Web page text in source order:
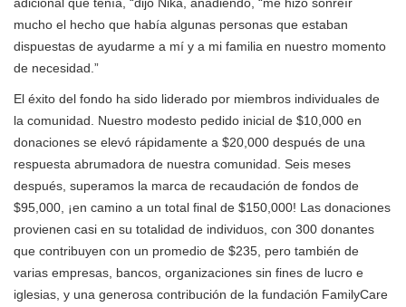
mucho el hecho que había algunas personas que estaban
dispuestas de ayudarme a mí y a mi familia en nuestro momento
de necesidad.”
El éxito del fondo ha sido liderado por miembros individuales de
la comunidad. Nuestro modesto pedido inicial de $10,000 en
donaciones se elevó rápidamente a $20,000 después de una
respuesta abrumadora de nuestra comunidad. Seis meses
después, superamos la marca de recaudación de fondos de
$95,000, ¡en camino a un total final de $150,000! Las donaciones
provienen casi en su totalidad de individuos, con 300 donantes
que contribuyen con un promedio de $235, pero también de
varias empresas, bancos, organizaciones sin fines de lucro e
iglesias, y una generosa contribución de la fundación FamilyCare